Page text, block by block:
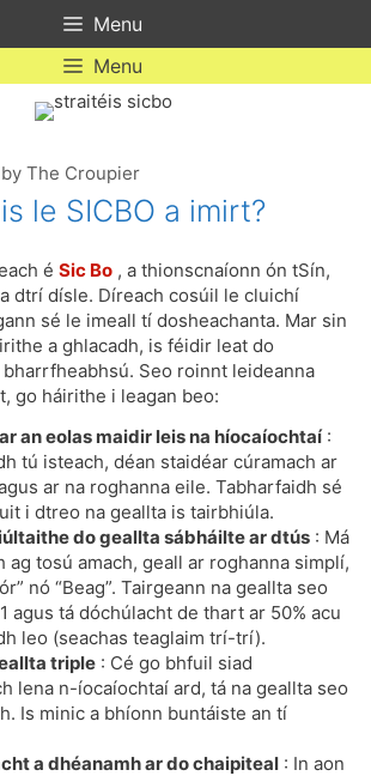
Menu
Menu
by The Croupier
le SICBO a imirt?
é Sic Bo , a thionscnaíonn ón tSín,
dtrí dísle. Díreach cosúil le cluichí
sé le imeall tí dosheachanta. Mar sin
a ghlacadh, is féidir leat do
bharrfheabhsú. Seo roinnt leideanna
go háirithe i leagan beo:
an eolas maidir leis na híocaíochtaí:
tú isteach, déan staidéar cúramach ar
ar na roghanna eile. Tabharfaidh sé
i dtreo na geallta is tairbhiúla.
do geallta sábháilte ar dtús : Má
ag tosú amach, geall ar roghanna simplí,
nó “Beag”. Tairgeann na geallta seo
agus tá dóchúlacht de thart ar 50% acu
leo (seachas teaglaim trí-trí).
triple : Cé go bhfuil siad
lena n-íocaíochtaí ard, tá na geallta seo
Is minic a bhíonn buntáiste an tí
a dhéanamh ar do chaipiteal : In aon